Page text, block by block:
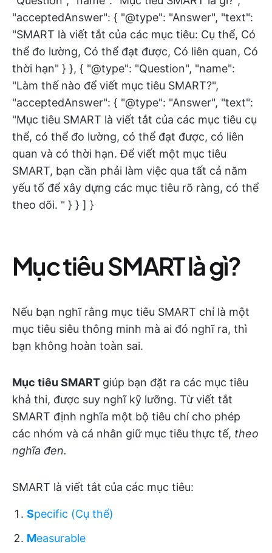
"acceptedAnswer": { "@type": "Answer", "text":
"SMART là viết tắt của các mục tiêu: Cụ thể, Có
thể đo lường, Có thể đạt được, Có liên quan, Có
thời hạn" } }, { "@type": "Question", "name":
"Làm thế nào để viết mục tiêu SMART?",
"acceptedAnswer": { "@type": "Answer", "text":
"Mục tiêu SMART là viết tắt của các mục tiêu cụ
thể, có thể đo lường, có thể đạt được, có liên
quan và có thời hạn. Để viết một mục tiêu
SMART, bạn cần phải làm việc qua tất cả năm
yếu tố để xây dựng các mục tiêu rõ ràng, có thể
theo dõi. " } } ] }
Mục tiêu SMART là gì?
Nếu bạn nghĩ rằng mục tiêu SMART chỉ là một
mục tiêu siêu thông minh mà ai đó nghĩ ra, thì
bạn không hoàn toàn sai.
Mục tiêu SMART giúp bạn đặt ra các mục tiêu
khả thi, được suy nghĩ kỹ lưỡng. Từ viết tắt
SMART định nghĩa một bộ tiêu chí cho phép
các nhóm và cá nhân giữ mục tiêu thực tế, theo
nghĩa đen.
SMART là viết tắt của các mục tiêu:
Specific (Cụ thể)
Measurable